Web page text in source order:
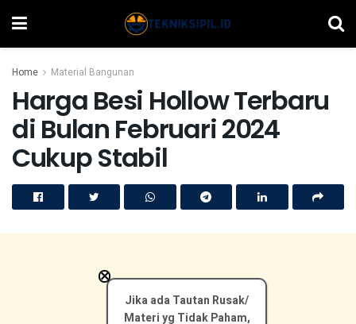
Home Material Bangunan
Harga Besi Hollow Terbaru
di Bulan Februari 2024
Cukup Stabil
Jika ada Tautan Rusak/
Materi yg Tidak Paham,
×